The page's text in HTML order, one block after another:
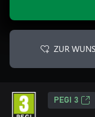
ZUR
PEGI 3